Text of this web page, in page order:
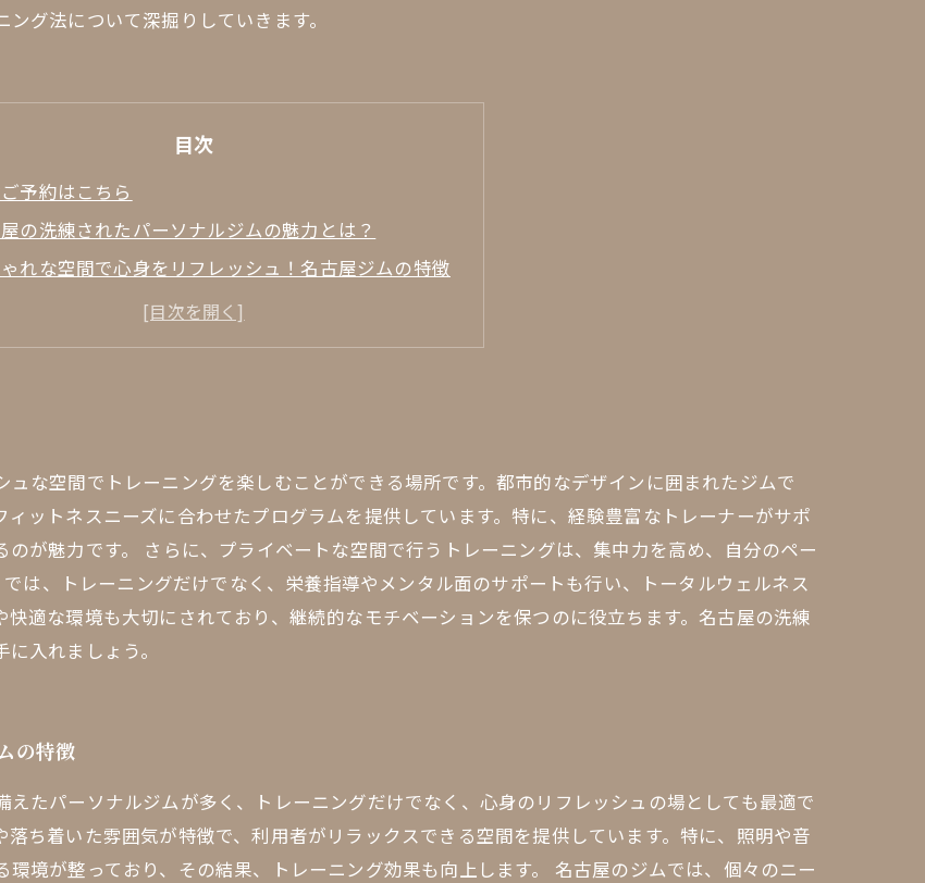
グ法について深掘りしていきます。
目次
予約はこちら
の洗練されたパーソナルジムの魅力とは？
れな空間で心身をリフレッシュ！名古屋ジムの特徴
トレンドを取り入れたトレーニング法とは？
合ったトレーニングメニューの選び方
ジム での成功体験談：トレーニングの成果
な空間でトレーニングを楽しむことができる場所です。都市的なデザインに囲まれたジムで
ットネスニーズに合わせたプログラムを提供しています。特に、経験豊富なトレーナーがサポ
が魅力です。 さらに、プライベートな空間で行うトレーニングは、集中力を高め、自分のペー
は、トレーニングだけでなく、栄養指導やメンタル面のサポートも行い、トータルウェルネス
適な環境も大切にされており、継続的なモチベーションを保つのに役立ちます。名古屋の洗練
入れましょう。
の特徴
たパーソナルジムが多く、トレーニングだけでなく、心身のリフレッシュの場としても最適で
ち着いた雰囲気が特徴で、利用者がリラックスできる空間を提供しています。特に、照明や音
境が整っており、その結果、トレーニング効果も向上します。 名古屋のジムでは、個々のニー